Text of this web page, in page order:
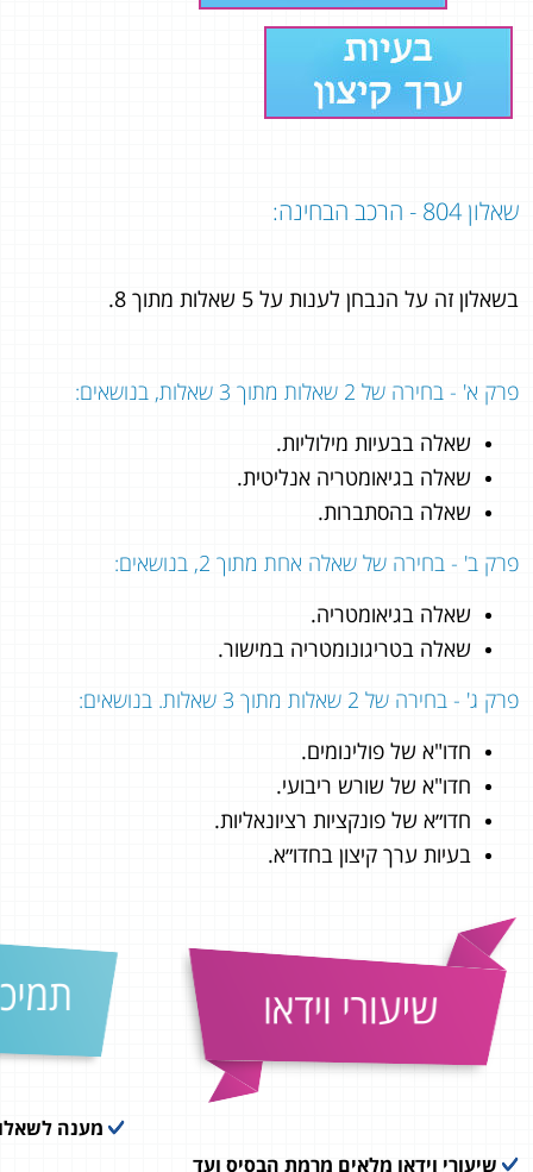
שאלון 804 - הרכב הבחינה:
בשאלון זה על הנבחן לענות על 5 שאלות מתוך 8.
פרק א' - בחירה של 2 שאלות מתוך 3 שאלות, בנושאים:
שאלה בבעיות מילוליות.
שאלה בגיאומטריה אנליטית.
שאלה בהסתברות.
פרק ב' - בחירה של שאלה אחת מתוך 2, בנושאים:
שאלה בגיאומטריה.
שאלה בטריגונומטריה במישור.
פרק ג' - בחירה של 2 שאלות מתוך 3 שאלות. בנושאים:
חדו"א של פולינומים.
חדו"א של שורש ריבועי.
חדו״א של פונקציות רציונאליות.
בעיות ערך קיצון בחדו״א.
שיעורי וידאו מלאים מרמת הבסיס ועד
מענה